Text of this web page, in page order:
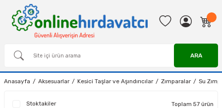
ARA
Anasayfa Aksesuarlar Kesici Taşlar ve Aşındırıcılar Zımparalar Su
Stoktakiler Toplam 57 ürün